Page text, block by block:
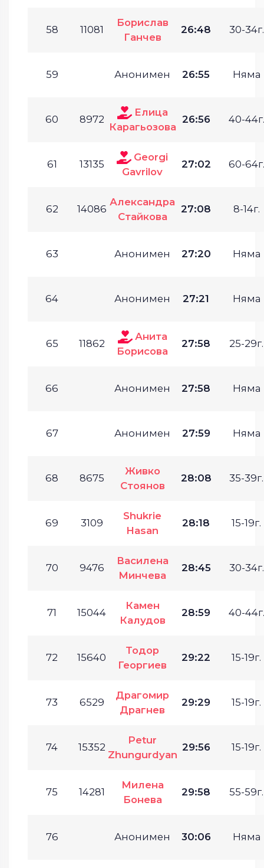
58 11081
Борислав
Ганчев
26:48 30-34г.
59 Анонимен 26:55 Няма
60 8972
Елица
Карагьозова
26:56 40-44г.
61 13135
Georgi
Gavrilov
27:02 60-64г.
62 14086
Александра
Стайкова
27:08 8-14г.
63 Анонимен 27:20 Няма
64 Анонимен 27:21 Няма
65 11862
Анита
Борисова
27:58 25-29г.
66 Анонимен 27:58 Няма
67 Анонимен 27:59 Няма
68 8675
Живко
Стоянов
28:08 35-39г.
69 3109
Shukrie
Hasan
28:18 15-19г.
70 9476
Василена
Минчева
28:45 30-34г.
71 15044
Камен
Калудов
28:59 40-44г.
72 15640
Тодор
Георгиев
29:22 15-19г.
73 6529
Драгомир
Драгнев
29:29 15-19г.
74 15352
Petur
Zhungurdyan
29:56 15-19г.
75 14281
Милена
Бонева
29:58 55-59г.
76 Анонимен 30:06 Няма